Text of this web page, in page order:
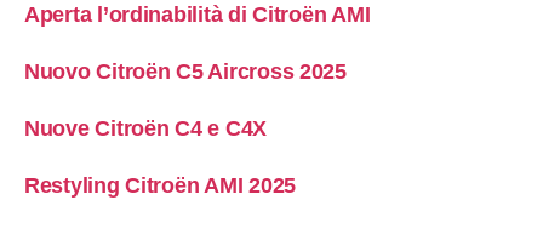
Aperta l’ordinabilità di Citroën AMI
Nuovo Citroën C5 Aircross 2025
Nuove Citroën C4 e C4X
Restyling Citroën AMI 2025